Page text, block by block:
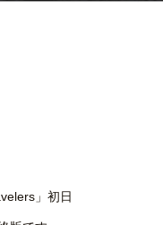
」初日